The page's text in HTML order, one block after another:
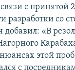
с принятой
разработки со
добавил: «В
этой
с